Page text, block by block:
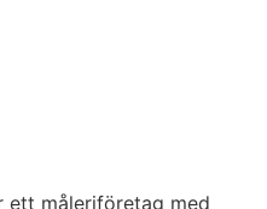
ett måleriföretag med